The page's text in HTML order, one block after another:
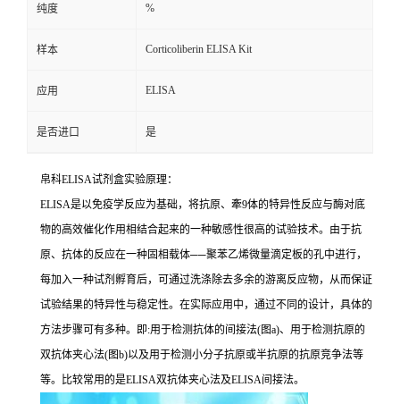
纯度 %
样本 Corticoliberin ELISA Kit
应用 ELISA
是否进口 是
帛科ELISA试剂盒实验原理：
ELISA是以免疫学反应为基础，将抗原、牽9体的特异性反应与酶对底
物的高效催化作用相结合起来的一种敏感性很高的试验技术。由于抗
原、抗体的反应在一种固相载体──聚苯乙烯微量滴定板的孔中进行，
每加入一种试剂孵育后，可通过洗涤除去多余的游离反应物，从而保证
试验结果的特异性与稳定性。在实际应用中，通过不同的设计，具体的
方法步骤可有多种。即:用于检测抗体的间接法(图a)、用于检测抗原的
双抗体夹心法(图b)以及用于检测小分子抗原或半抗原的抗原竞争法等
等。比较常用的是ELISA双抗体夹心法及ELISA间接法。